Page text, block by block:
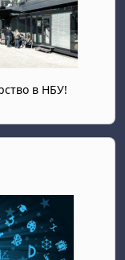
в НБУ!